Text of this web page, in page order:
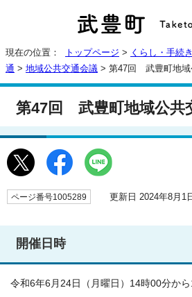
現在の位置： トップページ > くらし・手続き
通 > 地域公共交通会議 > 第47回 武豊町地域
第47回 武豊町地域公共
ページ番号1005289 更新日 2024年8月1
開催日時
令和6年6月24日（月曜日）14時00分か